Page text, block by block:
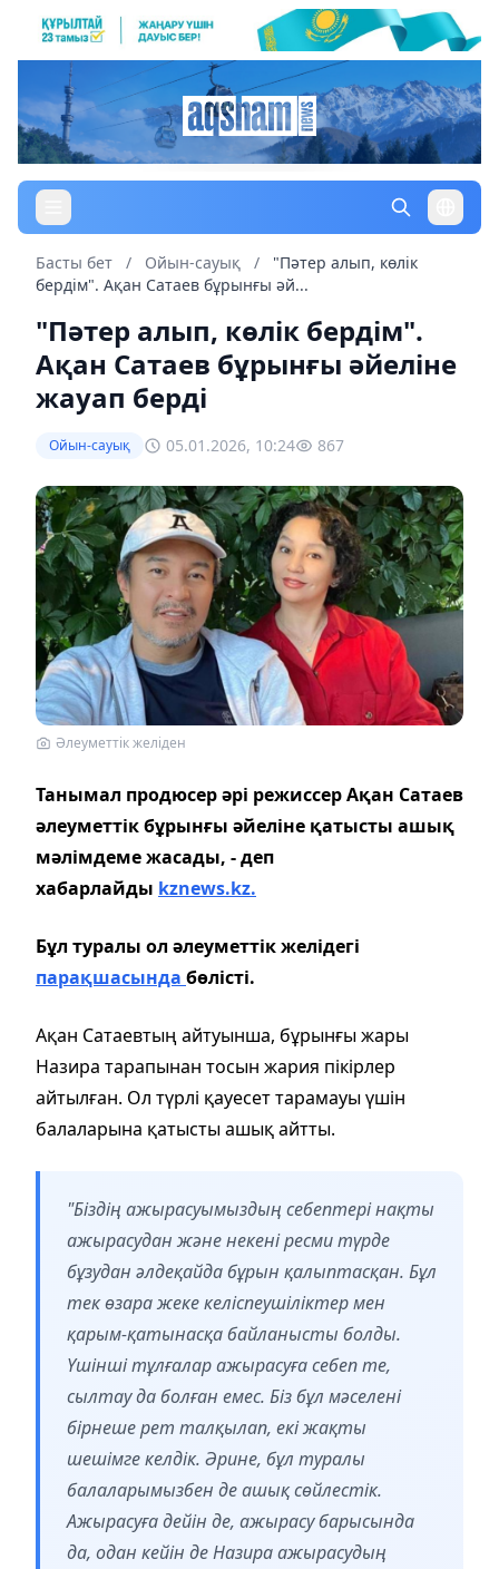
Басты бет / Ойын-сауық /
"Пәтер алып, көлік
бердім". Ақан Сатаев бұрынғы әй...
"Пәтер алып, көлік бердім".
Ақан Сатаев бұрынғы әйеліне
жауап берді
Ойын-сауық 05.01.2026, 10:24 867
Әлеуметтік желіден
Танымал продюсер әрі режиссер Ақан Сатаев
әлеуметтік бұрынғы әйеліне қатысты ашық
мәлімдеме жасады, - деп
хабарлайды kznews.kz.
Бұл туралы ол әлеуметтік желідегі
парақшасында бөлісті.
Ақан Сатаевтың айтуынша, бұрынғы жары
Назира тарапынан тосын жария пікірлер
айтылған. Ол түрлі қауесет тарамауы үшін
балаларына қатысты ашық айтты.
"Біздің ажырасуымыздың себептері нақты
ажырасудан және некені ресми түрде
бұзудан әлдеқайда бұрын қалыптасқан. Бұл
тек өзара жеке келіспеушіліктер мен
қарым-қатынасқа байланысты болды.
Үшінші тұлғалар ажырасуға себеп те,
сылтау да болған емес. Біз бұл мәселені
бірнеше рет талқылап, екі жақты
шешімге келдік. Әрине, бұл туралы
балаларымызбен де ашық сөйлестік.
Ажырасуға дейін де, ажырасу барысында
да, одан кейін де Назира ажырасудың